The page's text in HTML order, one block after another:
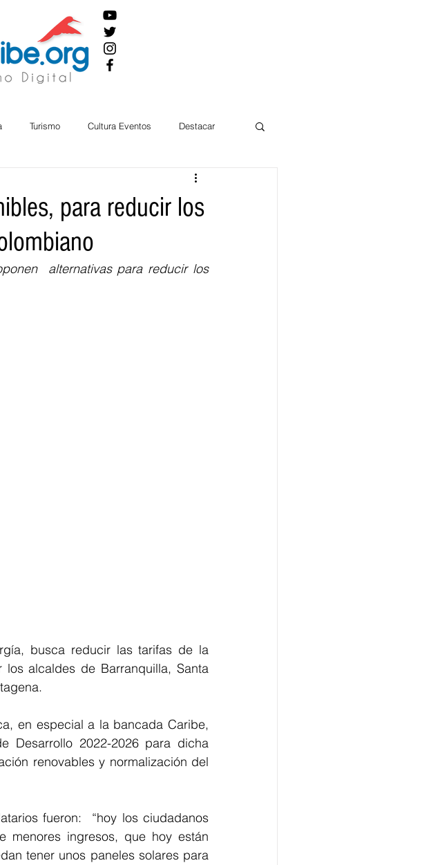
Turismo Cultura Eventos Destacar
Política
para reducir los
alternativas para reducir los
busca reducir las tarifas de la
alcaldes de Barranquilla, Santa
en especial a la bancada Caribe,
Desarrollo 2022-2026 para dicha
renovables y normalización del
fueron:  “hoy los ciudadanos
menores ingresos, que hoy están
tener unos paneles solares para